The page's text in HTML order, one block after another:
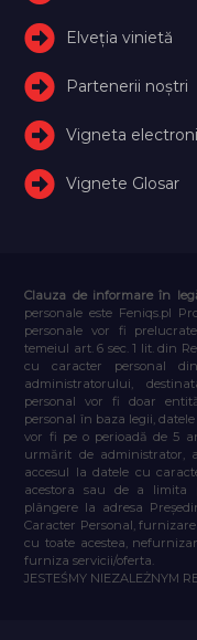
Elveţia vinietă
Partenerii noștri
Vigneta
Vignete Glosar
Clauza de informare în
personale este Feniqs.pl
personale vor fi
temeiul art. 6 sec. 1 lit. din
cu caracter personal
administratorului,
personal vor fi doar
personal în baza legii,
vor fi pe o perioadă de 5
urmărit de administrator,
accesul la datele cu
acestora sau de a limita
plângere la adresa
Caracter Personal,
cu toate acestea,
furniza servicii/oferta.
JESTEŚMY NIEZALEŻNYM